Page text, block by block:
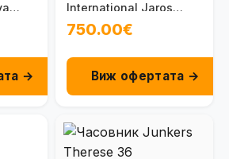
→
International Jaros
GMT 34NH.4200115
750.00€
Виж офертата →